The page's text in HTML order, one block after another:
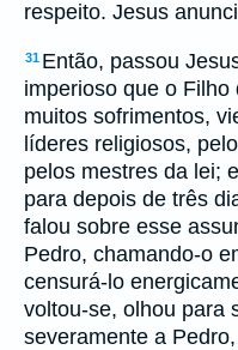
respeito. Jesus
31 Então, passou
imperioso que o
muitos sofrimentos,
líderes religiosos,
pelos mestres da lei;
para depois de três
falou sobre esse
Pedro, chamando-o
censurá-lo
voltou-se, olhou para
severamente a